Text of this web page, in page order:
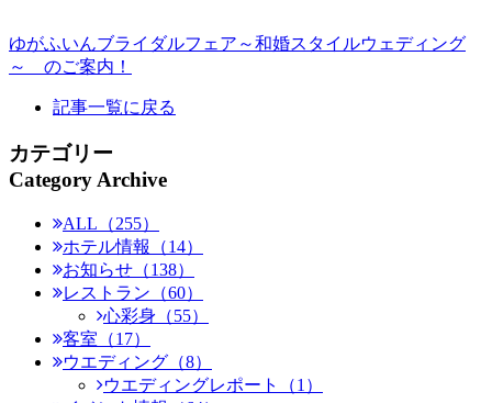
ゆがふいんブライダルフェア～和婚スタイルウェディング
～ のご案内！
記事一覧に戻る
カテゴリー
Category Archive
ALL（255）
ホテル情報（14）
お知らせ（138）
レストラン（60）
心彩身（55）
客室（17）
ウエディング（8）
ウエディングレポート（1）